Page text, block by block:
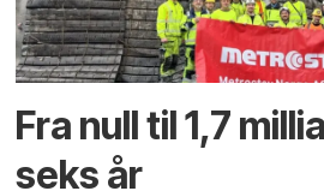
Fra null til 1,7
seks år